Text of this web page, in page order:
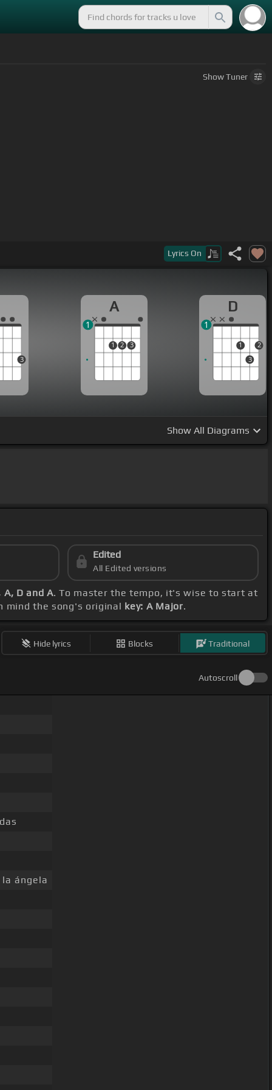
ShowTuner
Lyrics On
3
A
1 2 3
1
D
1
3
2
1
Show All Diagrams
Edited
All Edited versions
A, D and A. To master the tempo, it's wise to start at
mind the song's original key: A Major.
Hide lyrics Blocks Traditional
Autoscroll
ángela